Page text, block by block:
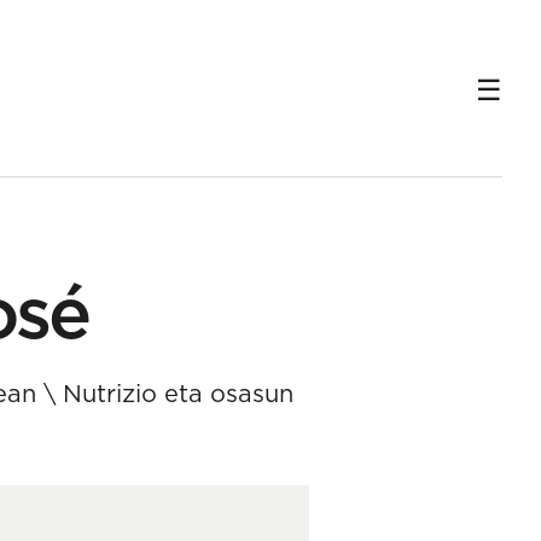
\ Nutrizio eta osasun